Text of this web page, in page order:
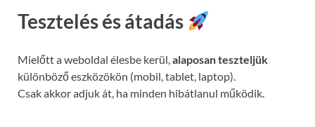
Tesztelés és átadás
Mielőtt a weboldal élesbe kerül,alaposan teszteljük
különböző eszközökön (mobil, tablet, laptop).
Csak akkor adjuk át, ha minden hibátlanul működik.